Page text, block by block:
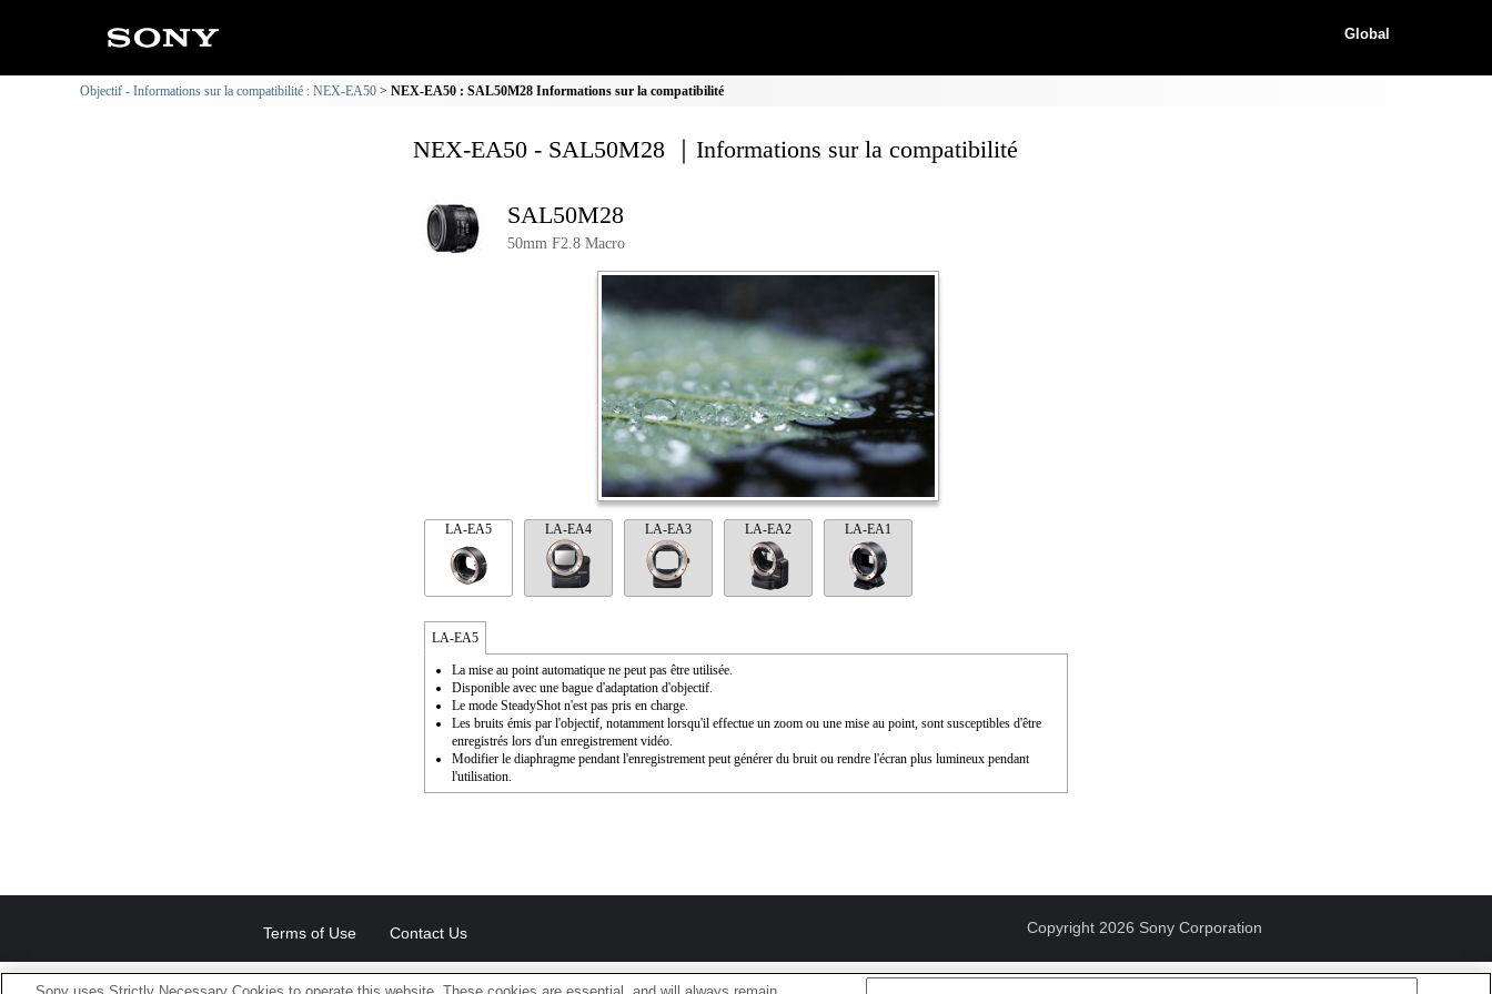
Global
Objectif - Informations sur la compatibilité : NEX-EA50 NEX-EA50 : SAL50M28 Informations sur la compatibilité
NEX-EA50 - SAL50M28 ｜Informations sur la compatibilité
SAL50M28
50mm F2.8 Macro
LA-EA5 LA-EA4 LA-EA3 LA-EA2 LA-EA1
LA-EA5
La mise au point automatique ne peut pas être utilisée.
Disponible avec une bague d'adaptation d'objectif.
Le mode SteadyShot n'est pas pris en charge.
Les bruits émis par l'objectif, notamment lorsqu'il effectue un zoom ou une mise au point, sont susceptibles d'être
enregistrés lors d'un enregistrement vidéo.
Modifier le diaphragme pendant l'enregistrement peut générer du bruit ou rendre l'écran plus lumineux pendant
l'utilisation.
Terms of Use Contact Us Copyright 2026 Sony Corporation